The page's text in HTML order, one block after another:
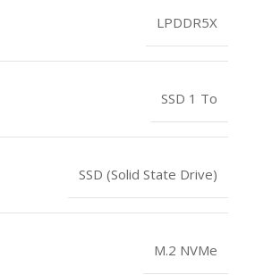
LPDDR5X
SSD 1 To
SSD (Solid State Drive)
M.2 NVMe